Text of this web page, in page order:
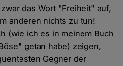
das Wort "Freiheit" auf,
anderen nichts zu tun!
(wie ich es in meinem Buch
getan habe) zeigen,
Gegner der